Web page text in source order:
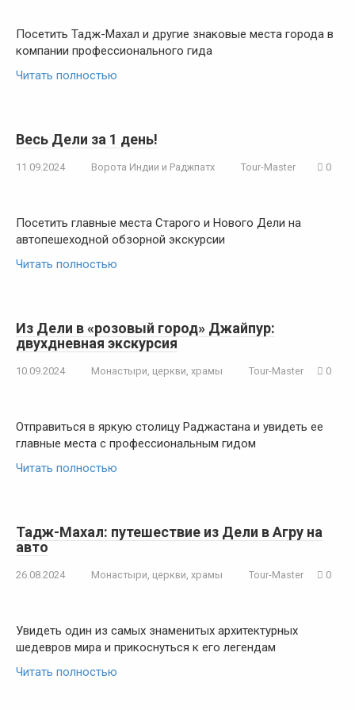
Посетить Тадж-Махал и другие знаковые места города в
компании профессионального гида
Читать полностью
Весь Дели за 1 день!
11.09.2024 Ворота Индии и Раджпатх Tour-Master 0
Посетить главные места Старого и Нового Дели на
автопешеходной обзорной экскурсии
Читать полностью
Из Дели в «розовый город» Джайпур:
двухдневная экскурсия
10.09.2024 Монастыри, церкви, храмы Tour-Master 0
Отправиться в яркую столицу Раджастана и увидеть ее
главные места с профессиональным гидом
Читать полностью
Тадж-Махал: путешествие из Дели в Агру на
авто
26.08.2024 Монастыри, церкви, храмы Tour-Master 0
Увидеть один из самых знаменитых архитектурных
шедевров мира и прикоснуться к его легендам
Читать полностью